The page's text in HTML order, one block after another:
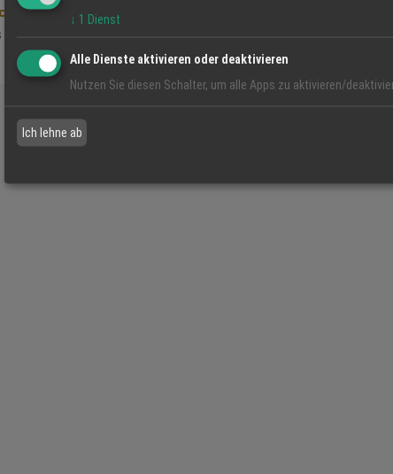
Fußgesundheit.
↓ 1 Dienst
Alle Dienste aktivieren oder deaktivieren
Nutzen Sie diesen Schalter, um alle Apps zu aktivieren/
Ich lehne ab